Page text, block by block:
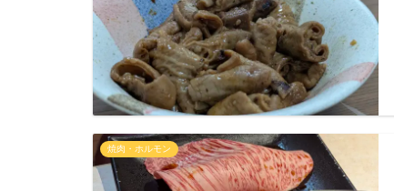
焼肉・ホルモン